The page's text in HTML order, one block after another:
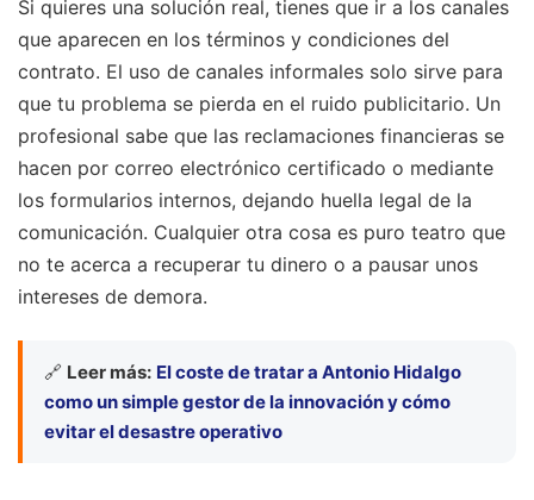
Si quieres una solución real, tienes que ir a los canales
que aparecen en los términos y condiciones del
contrato. El uso de canales informales solo sirve para
que tu problema se pierda en el ruido publicitario. Un
profesional sabe que las reclamaciones financieras se
hacen por correo electrónico certificado o mediante
los formularios internos, dejando huella legal de la
comunicación. Cualquier otra cosa es puro teatro que
no te acerca a recuperar tu dinero o a pausar unos
intereses de demora.
🔗 Leer más: El coste de tratar a Antonio Hidalgo
como un simple gestor de la innovación y cómo
evitar el desastre operativo